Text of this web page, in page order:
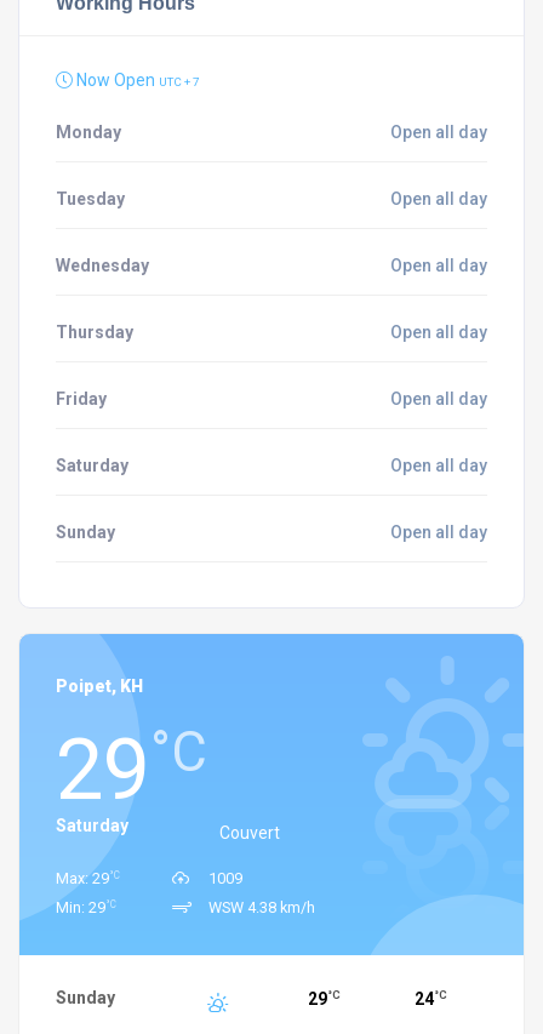
Now Open UTC + 7
Monday Open all day
Tuesday Open all day
Wednesday Open all day
Thursday Open all day
Friday Open all day
Saturday Open all day
Sunday Open all day
Poipet, KH
29°C
Couvert
Saturday
Max: 29°C
Min: 29°C
1009
WSW 4.38 km/h
Sunday 29°C 24°C